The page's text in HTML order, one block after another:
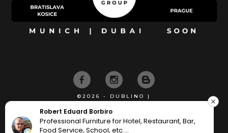
©2026 - DUBLINO |
KÉSZÍTETTE
Eduard Borbiro
Furniture for Hotel, Restaurant, Bar,
Service, School, etc.